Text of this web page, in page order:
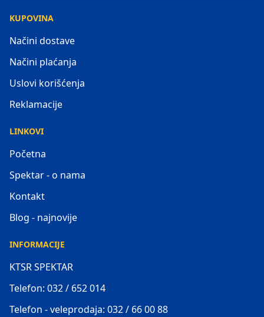
KUPOVINA
Načini dostave
Načini plaćanja
Uslovi korišćenja
Reklamacije
LINKOVI
Početna
Spektar - o nama
Kontakt
Blog - najnovije
INFORMACIJE
KTSR SPEKTAR
Telefon: 032 / 652 014
Telefon - veleprodaja: 032 / 66 00 88